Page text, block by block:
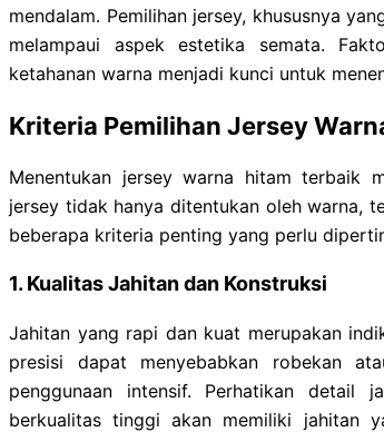
mendalam. Pemilihan jersey, khususnya
melampaui aspek estetika semata.
ketahanan warna menjadi kunci untuk
Kriteria Pemilihan Jersey
Menentukan jersey warna hitam terbaik
jersey tidak hanya ditentukan oleh warna,
beberapa kriteria penting yang perlu
1. Kualitas Jahitan dan Konstruksi
Jahitan yang rapi dan kuat merupakan
presisi dapat menyebabkan robekan
penggunaan intensif. Perhatikan detail
berkualitas tinggi akan memiliki jahitan